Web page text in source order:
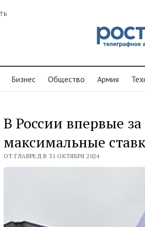
Бизнес Общество Армия
В России впервые
максимальные
ОТ ГЛАВРЕД В 31 ОКТЯБРЯ 2024